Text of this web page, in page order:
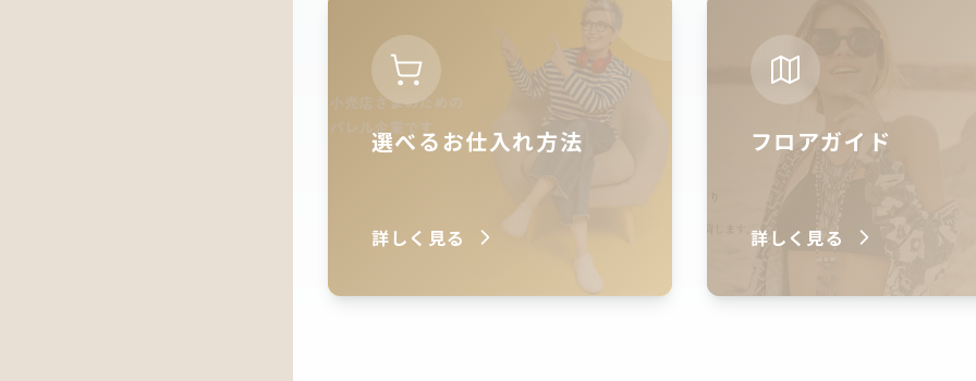
選べるお仕入れ方法
詳しく見る
フロアガイド
詳しく見る